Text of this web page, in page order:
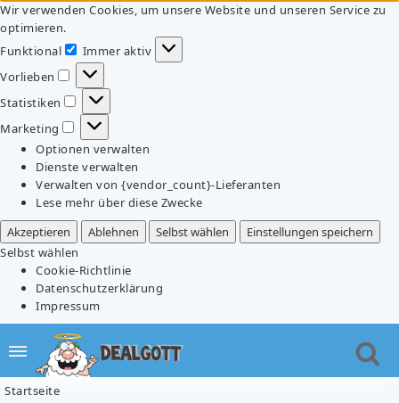
Wir verwenden Cookies, um unsere Website und unseren Service zu
optimieren.
Funktional
Funktional
Immer aktiv
Vorlieben
Vorlieben
Statistiken
Statistiken
Marketing
Marketing
Optionen verwalten
Dienste verwalten
Verwalten von {vendor_count}-Lieferanten
Lese mehr über diese Zwecke
Akzeptieren
Ablehnen Selbst wählen
Einstellungen speichern
Selbst wählen
Cookie-Richtlinie
Datenschutzerklärung
Impressum
Startseite